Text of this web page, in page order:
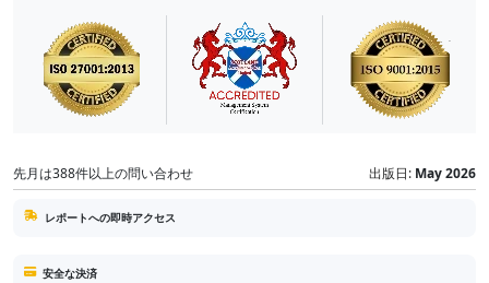
先月は388件以上の問い合わせ 出版日: May 2026
レポートへの即時アクセス
安全な決済